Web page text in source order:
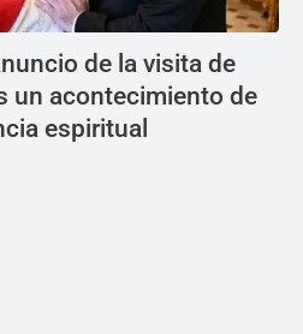
de la visita de
un acontecimiento de
espiritual